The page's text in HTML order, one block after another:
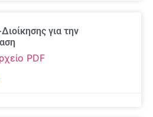
για την
PDF